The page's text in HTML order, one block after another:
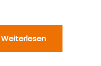
Weiterlesen